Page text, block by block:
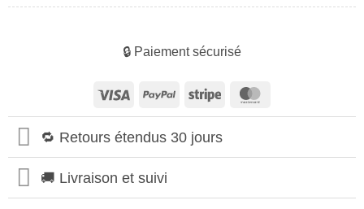
🔒 Paiement sécurisé
Visa PayPal Stripe
🔁 Retours étendus 30 jours
🚚 Livraison et suivi